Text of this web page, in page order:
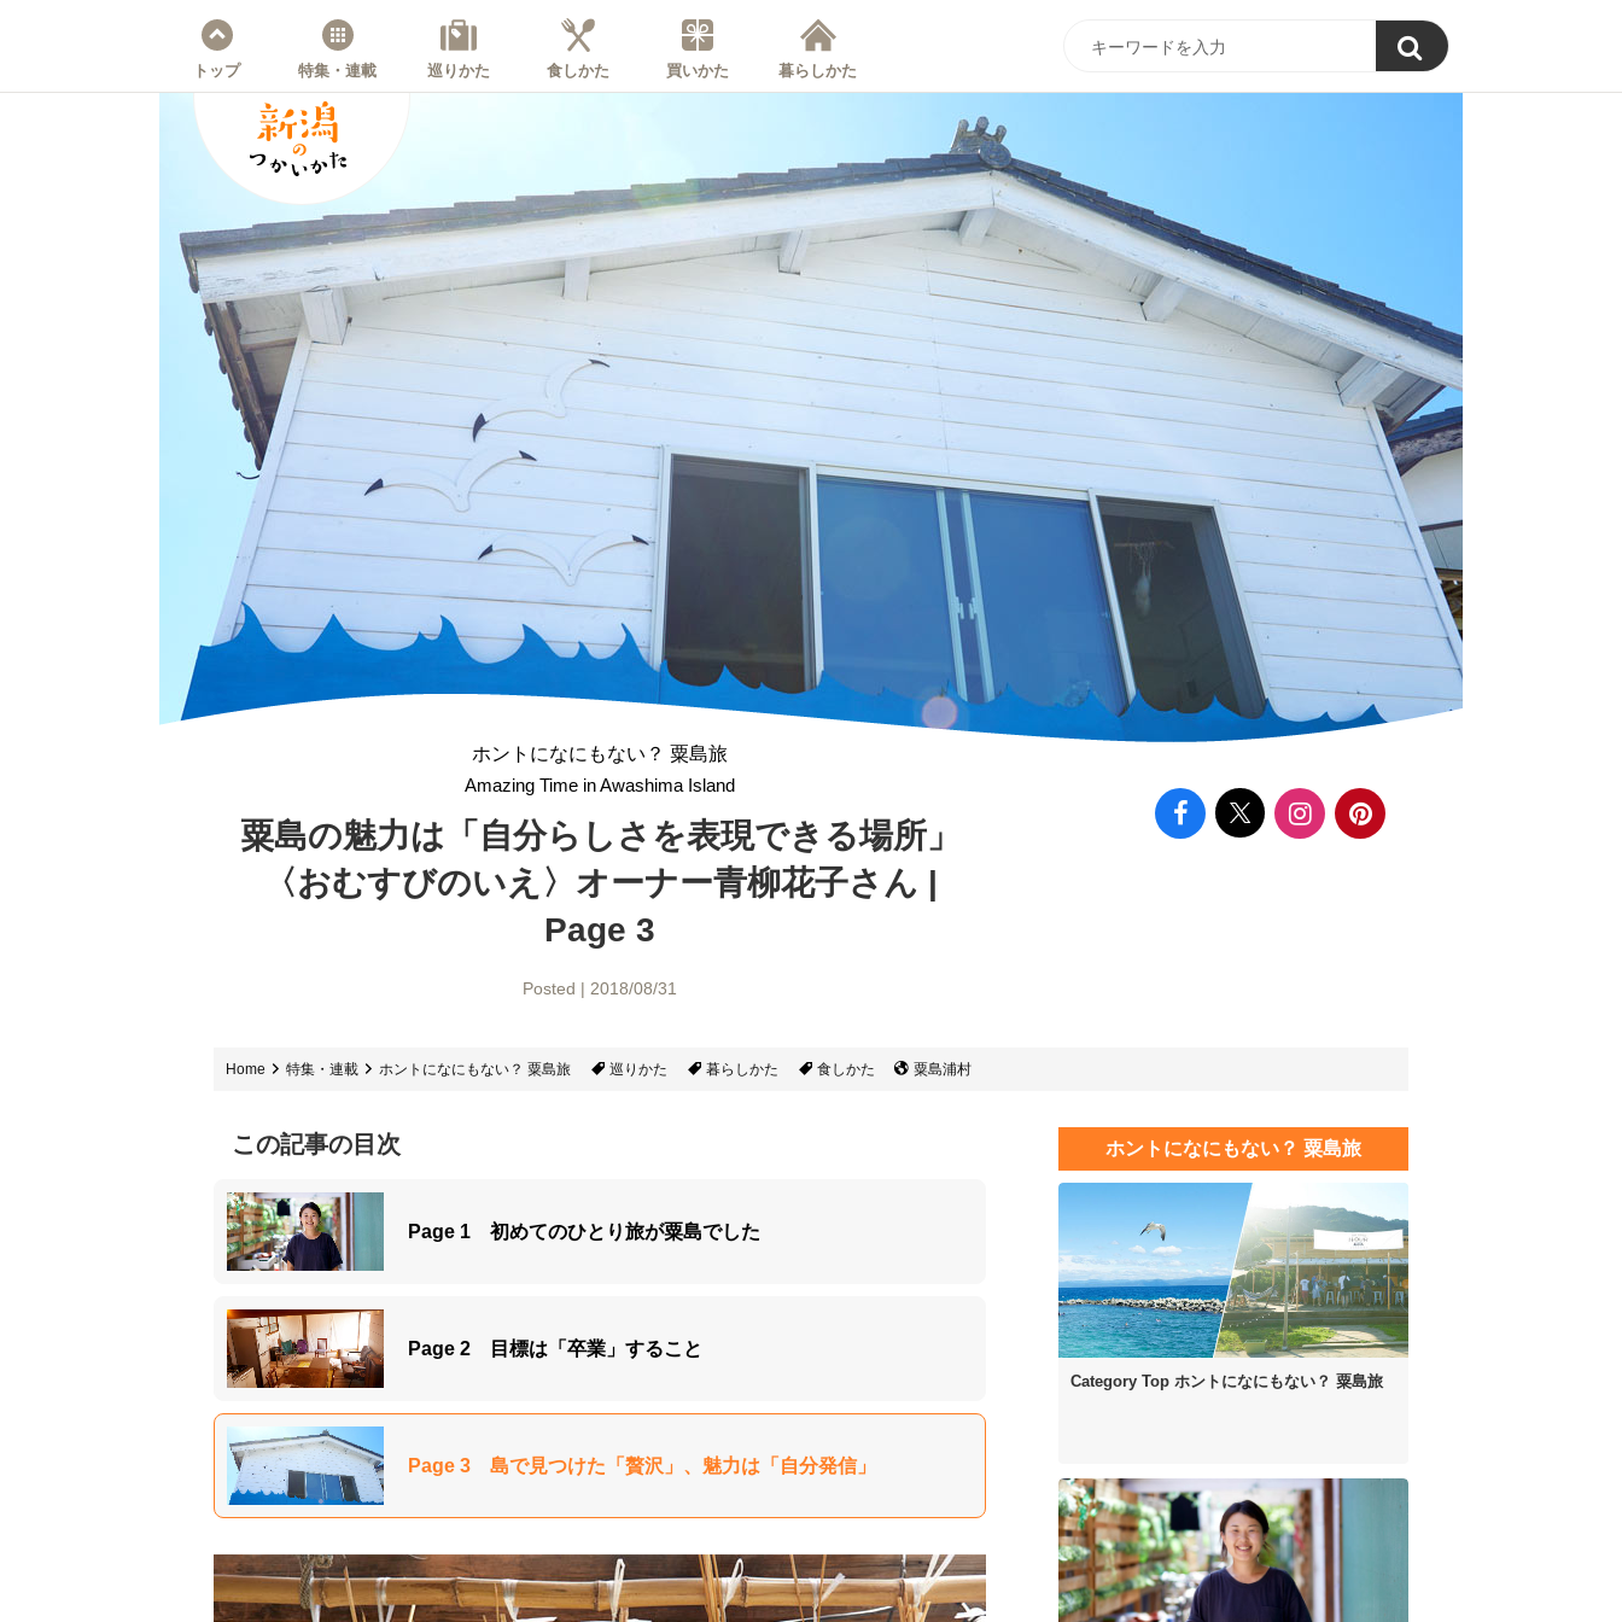
トップ 特集・連載 巡りかた 食しかた 買いかた 暮らしかた
ホントになにもない？ 粟島旅
Amazing Time in Awashima Island
粟島の魅力は 「自分らしさを表現できる場所」
〈おむすびのいえ〉オーナー青柳花子さん |
Page 3
Posted | 2018/08/31
Home 特集・連載 ホントになにもない？ 粟島旅 巡りかた 暮らしかた 食しかた 粟島浦村
この記事の目次
Page 1 初めてのひとり旅が粟島でした
Page 2 目標は「卒業」すること
Page 3 島で見つけた「贅沢」、魅力は「自分発信」
ホントになにもない？ 粟島旅
Category Top ホントになにもない？ 粟島旅